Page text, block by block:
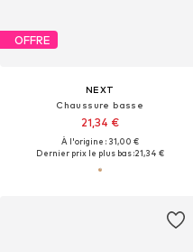
OFFRE
NEXT
Chaussure basse
21,34 €
À l'origine : 31,00 €
Dernier prix le plus bas :21,34 €